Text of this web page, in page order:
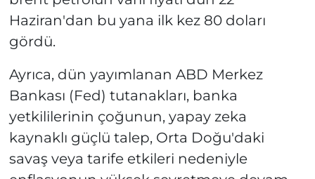
Haziran'dan bu yana ilk kez 80 doları
gördü.
Ayrıca, dün yayımlanan ABD Merkez
Bankası (Fed) tutanakları, banka
yetkililerinin çoğunun, yapay zeka
kaynaklı güçlü talep, Orta Doğu'daki
savaş veya tarife etkileri nedeniyle